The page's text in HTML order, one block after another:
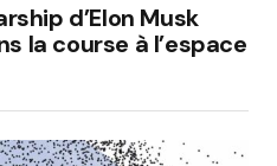
d’Elon Musk
la course à l’espace